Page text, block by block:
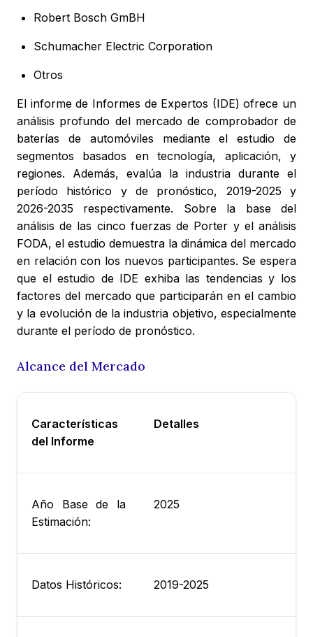
Robert Bosch GmBH
Schumacher Electric Corporation
Otros
El informe de Informes de Expertos (IDE) ofrece un
análisis profundo del mercado de comprobador de
baterías de automóviles mediante el estudio de
segmentos basados en tecnología, aplicación, y
regiones. Además, evalúa la industria durante el
período histórico y de pronóstico, 2019-2025 y
2026-2035 respectivamente. Sobre la base del
análisis de las cinco fuerzas de Porter y el análisis
FODA, el estudio demuestra la dinámica del mercado
en relación con los nuevos participantes. Se espera
que el estudio de IDE exhiba las tendencias y los
factores del mercado que participarán en el cambio
y la evolución de la industria objetivo, especialmente
durante el período de pronóstico.
Alcance del Mercado
Características
del Informe
Detalles
Año Base de la
Estimación:
2025
Datos Históricos: 2019-2025